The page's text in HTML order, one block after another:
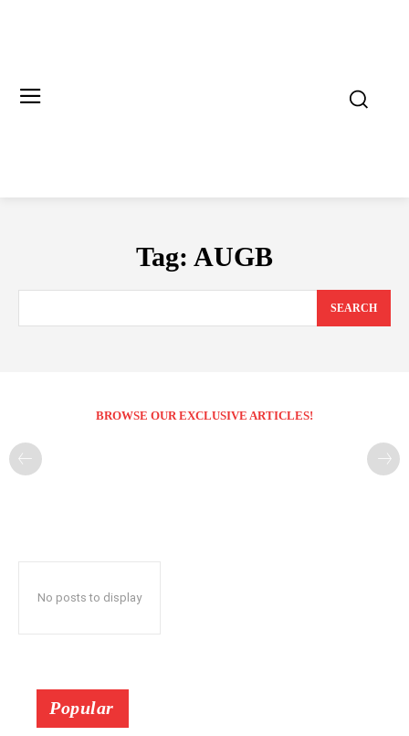
Tag: AUGB
SEARCH
BROWSE OUR EXCLUSIVE ARTICLES!
No posts to display
Popular